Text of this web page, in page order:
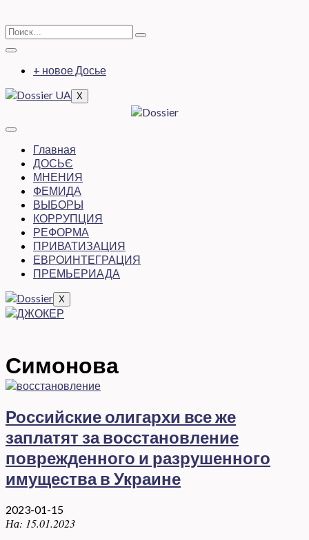
+ новое Досье
X
Главная
ДОСЬЄ
МНЕНИЯ
ФЕМИДА
ВЫБОРЫ
КОРРУПЦИЯ
РЕФОРМА
ПРИВАТИЗАЦИЯ
ЕВРОИНТЕГРАЦИЯ
ПРЕМЬЕРИАДА
X
Симонова
Российские олигархи все же
заплатят за восстановление
поврежденного и разрушенного
имущества в Украине
2023-01-15
На: 15.01.2023